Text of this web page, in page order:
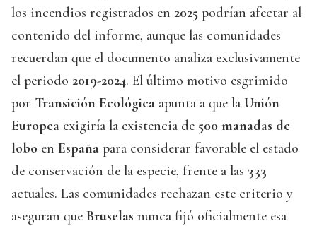
los incendios registrados en 2025 podrían afectar al
contenido del informe, aunque las comunidades
recuerdan que el documento analiza exclusivamente
el periodo 2019-2024. El último motivo esgrimido
por Transición Ecológica apunta a que la Unión
Europea exigiría la existencia de 500 manadas de
lobo en España para considerar favorable el estado
de conservación de la especie, frente a las 333
actuales. Las comunidades rechazan este criterio y
aseguran que Bruselas nunca fijó oficialmente esa